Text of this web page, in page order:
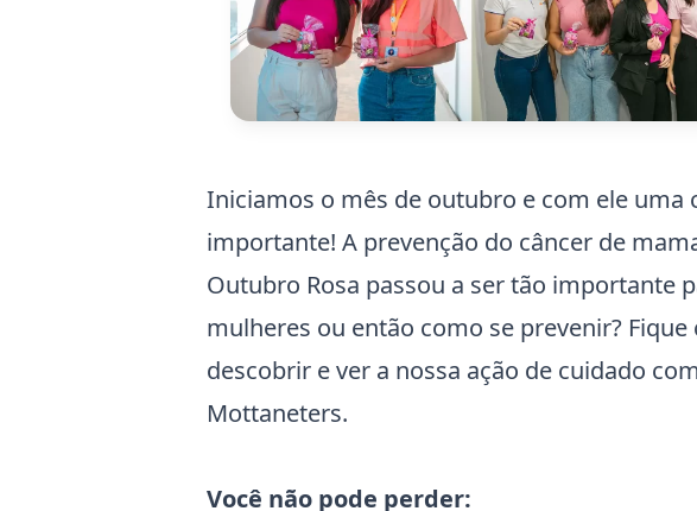
Iniciamos o mês de outubro e com ele uma
importante! A prevenção do câncer de
Outubro Rosa passou a ser tão importante
mulheres ou então como se prevenir?
descobrir e ver a nossa ação de cuidado
Mottaneters.
Você não pode perder: